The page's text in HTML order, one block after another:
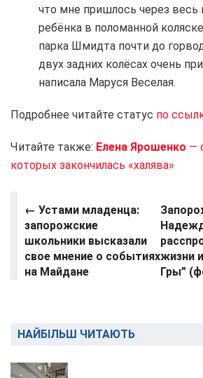
что мне пришлось через весь
ребёнка в поломанной
парка Шмидта почти до
двух задних колёсах очень
написала Маруся Веселая.
Подробнее читайте статус по
Читайте также: Елена Ярошенко —
которых закончилась «халява»
← Устами младенца:
запорожские
школьники высказали
свое мнение о событиях
на Майдане
жизни
Гры”
НАЙБІЛЬШ ЧИТАЮТЬ